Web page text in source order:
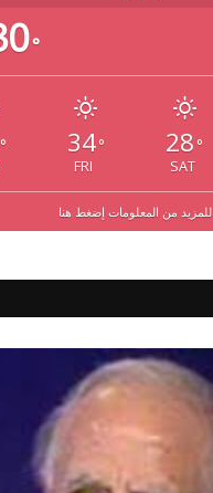
°
° 34°
FRI
28 °
SAT
للمزيد من المعلومات إضغط هنا